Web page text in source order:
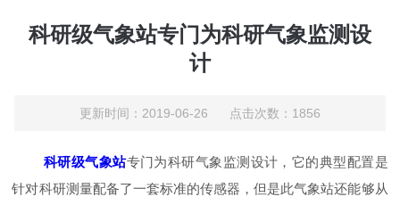
科研级气象站专门为科研气象监测设
计
更新时间：2019-06-26 点击次数：1856
科研级气象站专门为科研气象监测设计，它的典型配置是
针对科研测量配备了一套标准的传感器，但是此气象站还能够从